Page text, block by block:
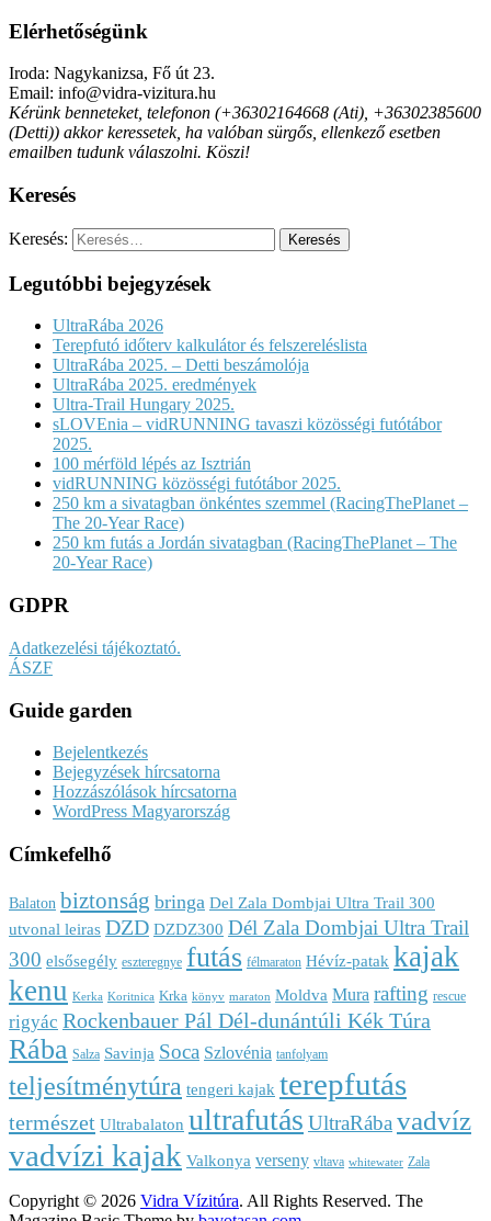
Elérhetőségünk
Iroda: Nagykanizsa, Fő út 23.
Email: info@vidra-vizitura.hu
Kérünk benneteket, telefonon (+36302164668 (Ati), +36302385600
(Detti)) akkor keressetek, ha valóban sürgős, ellenkező esetben
emailben tudunk válaszolni. Köszi!
Keresés
Keresés:
Legutóbbi bejegyzések
UltraRába 2026
Terepfutó időterv kalkulátor és felszereléslista
UltraRába 2025. – Detti beszámolója
UltraRába 2025. eredmények
Ultra-Trail Hungary 2025.
sLOVEnia – vidRUNNING tavaszi közösségi futótábor
2025.
100 mérföld lépés az Isztrián
vidRUNNING közösségi futótábor 2025.
250 km a sivatagban önkéntes szemmel (RacingThePlanet –
The 20-Year Race)
250 km futás a Jordán sivatagban (RacingThePlanet – The
20-Year Race)
GDPR
Adatkezelési tájékoztató.
ÁSZF
Guide garden
Bejelentkezés
Bejegyzések hírcsatorna
Hozzászólások hírcsatorna
WordPress Magyarország
Címkefelhő
Balaton biztonság bringa Del Zala Dombjai Ultra Trail 300
utvonal leiras DZD DZDZ300 Dél Zala Dombjai Ultra Trail
300 elsősegély eszteregnye futás félmaraton Hévíz-patak kajak
kenu Kerka Koritnica Krka könyv maraton Moldva Mura rafting rescue
rigyác Rockenbauer Pál Dél-dunántúli Kék Túra
Rába Salza Savinja Soca Szlovénia tanfolyam
teljesítménytúra tengeri kajak terepfutás
természet Ultrabalaton ultrafutás UltraRába vadvíz
vadvízi kajak Valkonya verseny vltava whitewater Zala
Copyright © 2026 Vidra Vízitúra. All Rights Reserved. The